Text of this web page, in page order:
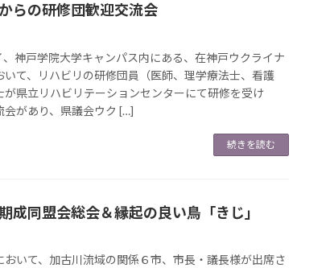
らの研修団歓迎交流会
神戸学院大学キャンパス内にある、在神戸ウクライナ
いて、リハビリの研修団員（医師、理学療法士、看護
が県立リハビリテーションセンターにて研修を受け
会があり、県議会ウク […]
続きを読む
成同盟会総会＆縁起の良い鳥「きじ」
いて、加古川流域の関係６市、市長・議長様が出席さ